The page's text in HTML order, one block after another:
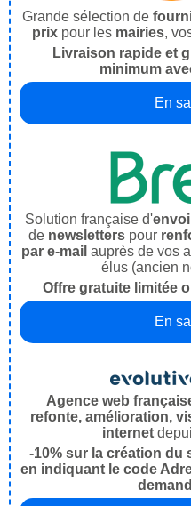
Grande sélection de
prix pour les mairies,
Livraison rapide et
minimum
En
Solution française d'
de newsletters pour
par e-mail auprès de vos
élus (ancien
Offre gratuite limitée
En
Agence web
refonte, amélioration,
internet
-10% sur la création du
en indiquant le code